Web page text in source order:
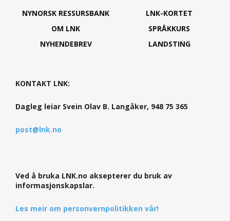
NYNORSK RESSURSBANK
OM LNK
NYHENDEBREV
LNK-KORTET
SPRÅKKURS
LANDSTING
KONTAKT LNK:
Dagleg leiar Svein Olav B. Langåker, 948 75 365
post@lnk.no
Ved å bruka LNK.no aksepterer du bruk av
informasjonskapslar.
Les meir om personvernpolitikken vår!